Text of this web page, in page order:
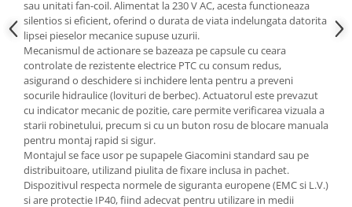
Mese bucatarie si living
Mobilier bucatarie
Scaune bucatarie & living
Vase & ustensile pentru gatit
Tigai si seturi
Oale si cratite
Oale sub presiune
sau unitati fan-coil. Alimentat la 230 V AC, acesta functioneaza
silentios si eficient, oferind o durata de viata indelungata datorita
lipsei pieselor mecanice supuse uzurii.
Mecanismul de actionare se bazeaza pe capsule cu ceara
controlate de rezistente electrice PTC cu consum redus,
asigurand o deschidere si inchidere lenta pentru a preveni
socurile hidraulice (lovituri de berbec). Actuatorul este prevazut
cu indicator mecanic de pozitie, care permite verificarea vizuala a
starii robinetului, precum si cu un buton rosu de blocare manuala
pentru montaj rapid si sigur.
Montajul se face usor pe supapele Giacomini standard sau pe
distribuitoare, utilizand piulita de fixare inclusa in pachet.
Dispozitivul respecta normele de siguranta europene (EMC si L.V.)
si are protectie IP40, fiind adecvat pentru utilizare in medii